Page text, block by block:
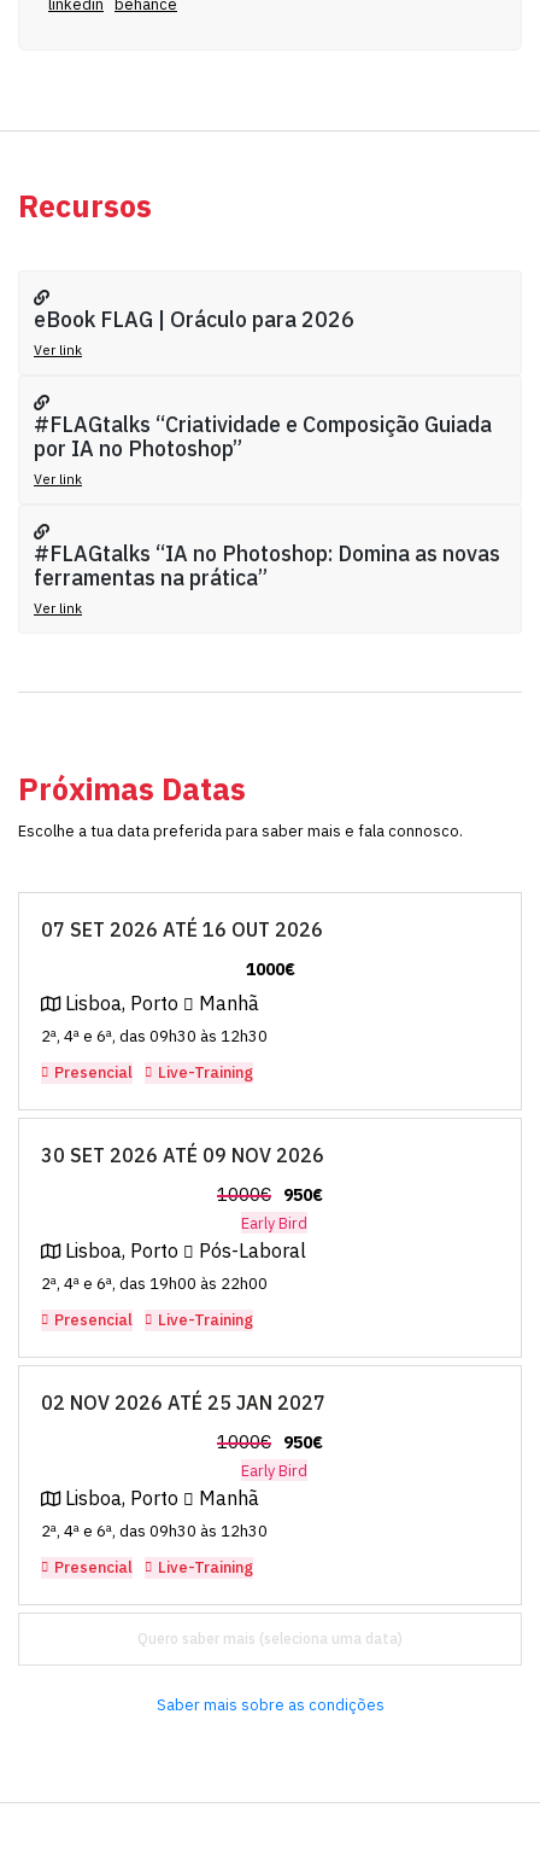
Recursos
eBook FLAG | Oráculo para 2026
Ver link
#FLAGtalks “Criatividade e Composição Guiada
por IA no Photoshop”
Ver link
#FLAGtalks “IA no Photoshop: Domina as novas
ferramentas na prática”
Ver link
Próximas Datas
Escolhe a tua data preferida para saber mais e fala connosco.
07 SET 2026 ATÉ 16 OUT 2026
1000€
Lisboa, Porto Manhã
2ª, 4ª e 6ª, das 09h30 às 12h30
Presencial
Live-Training
30 SET 2026 ATÉ 09 NOV 2026
1000€ 950€
Early Bird
Lisboa, Porto Pós-Laboral
2ª, 4ª e 6ª, das 19h00 às 22h00
Presencial
Live-Training
02 NOV 2026 ATÉ 25 JAN 2027
1000€ 950€
Early Bird
Lisboa, Porto Manhã
2ª, 4ª e 6ª, das 09h30 às 12h30
Presencial
Live-Training
Quero saber mais
Saber mais sobre as condições